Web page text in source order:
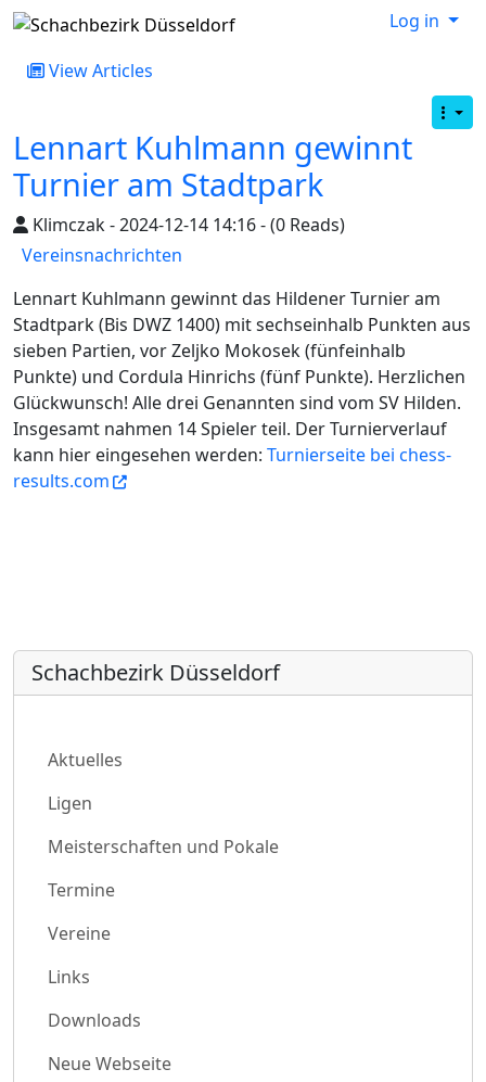
Log in
View Articles
Lennart Kuhlmann gewinnt
Turnier am Stadtpark
Klimczak - 2024-12-14 14:16 - (0 Reads)
Vereinsnachrichten
Lennart Kuhlmann gewinnt das Hildener Turnier am
Stadtpark (Bis DWZ 1400) mit sechseinhalb Punkten aus
sieben Partien, vor Zeljko Mokosek (fünfeinhalb
Punkte) und Cordula Hinrichs (fünf Punkte). Herzlichen
Glückwunsch! Alle drei Genannten sind vom SV Hilden.
Insgesamt nahmen 14 Spieler teil. Der Turnierverlauf
kann hier eingesehen werden: Turnierseite bei chess-
results.com
Schachbezirk Düsseldorf
Aktuelles
Ligen
Meisterschaften und Pokale
Termine
Vereine
Links
Downloads
Neue Webseite